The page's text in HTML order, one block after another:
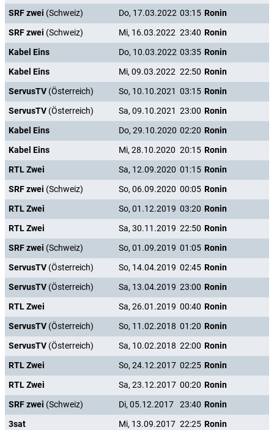
SRF zwei (Schweiz) Do, 17.03.2022 03:15 Ronin
SRF zwei (Schweiz) Mi, 16.03.2022 23:40 Ronin
Kabel Eins
Do, 10.03.2022 03:35 Ronin
Kabel Eins
Mi, 09.03.2022 22:50 Ronin
ServusTV (Österreich) So, 10.10.2021 03:15 Ronin
ServusTV (Österreich) Sa, 09.10.2021 23:00 Ronin
Kabel Eins
Do, 29.10.2020 02:20 Ronin
Kabel Eins
Mi, 28.10.2020 20:15 Ronin
RTL Zwei
Sa, 12.09.2020 01:15 Ronin
SRF zwei (Schweiz) So, 06.09.2020 00:05 Ronin
RTL Zwei
So, 01.12.2019 03:20 Ronin
RTL Zwei
Sa, 30.11.2019 22:50 Ronin
SRF zwei (Schweiz) So, 01.09.2019 01:05 Ronin
ServusTV (Österreich) So, 14.04.2019 02:45 Ronin
ServusTV (Österreich) Sa, 13.04.2019 23:00 Ronin
RTL Zwei
Sa, 26.01.2019 00:40 Ronin
ServusTV (Österreich) So, 11.02.2018 01:20 Ronin
ServusTV (Österreich) Sa, 10.02.2018 22:00 Ronin
RTL Zwei
So, 24.12.2017 02:25 Ronin
RTL Zwei
Sa, 23.12.2017 00:20 Ronin
SRF zwei (Schweiz) Di, 05.12.2017 23:40 Ronin
3sat
Mi, 13.09.2017 22:25 Ronin